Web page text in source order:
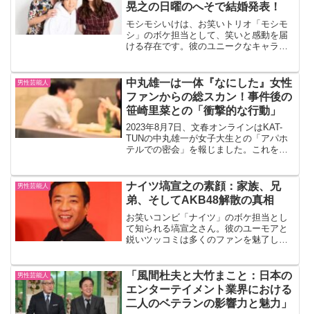
晃之の日曜のへそで結婚発表！
モシモシいけは、お笑いトリオ「モシモ
シ」のボケ担当として、笑いと感動を届
ける存在です。彼のユニークなキャラク
れた『FNS27時間テレビ』の「100kmサ
バイバルマ...
男性芸能人
中丸雄一は一体『なにした』女性
ファンからの総スカン！事件後の
笹崎里菜との「衝撃的な行動」
2023年8月7日、文春オンラインはKAT-
TUNの中丸雄一が女子大生との「アパホ
テルでの密会」を報じました。これを受
に多大なるご迷惑をおかけしていること
を深くお詫び申...
男性芸能人
ナイツ塙宣之の素顔：家族、兄
弟、そしてAKB48解散の真相
お笑いコンビ「ナイツ」のボケ担当とし
て知られる塙宣之さん。彼のユーモアと
鋭いツッコミは多くのファンを魅了して
は、塙さんの本名や兄弟、結婚生活、そ
して最近話題になったAKB...
男性芸能人
「風間杜夫と大竹まこと：日本の
エンターテイメント業界における
二人のベテランの影響力と魅力」